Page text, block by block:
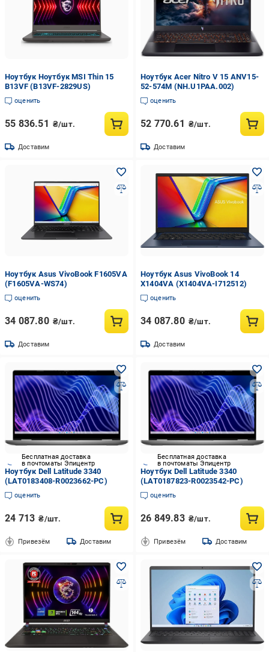
Ноутбук Ноутбук MSI Thin 15
B13VF (B13VF-2829US)
оценить
55 836.51 ₴/шт.
Доставим
Ноутбук Acer Nitro V 15 ANV15-
52-574M (NH.U1PAA.002)
оценить
52 770.61 ₴/шт.
Доставим
Ноутбук Asus VivoBook F1605VA
(F1605VA-WS74)
оценить
34 087.80 ₴/шт.
Доставим
Ноутбук Asus VivoBook 14
X1404VA (X1404VA-I712512)
оценить
34 087.80 ₴/шт.
Доставим
Бесплатная доставка
в почтоматы Эпицентр
Ноутбук Dell Latitude 3340
(LAT0183408-R0023662-PC)
оценить
24 713 ₴/шт.
Привезём Доставим
Бесплатная доставка
в почтоматы Эпицентр
Ноутбук Dell Latitude 3340
(LAT0187823-R0023542-PC)
оценить
26 849.83 ₴/шт.
Привезём Доставим